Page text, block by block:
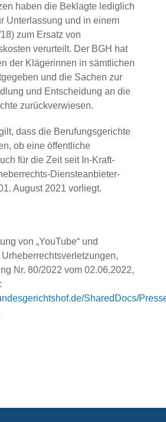
haben die Beklagte lediglich
Unterlassung und in einem
zum Ersatz von
verurteilt. Der BGH hat
der Klägerinnen in sämtlichen
und die Sachen zur
und Entscheidung an die
zurückverwiesen.
dass die Berufungsgerichte
ob eine öffentliche
für die Zeit seit In-Kraft-
Diensteanbieter-
August 2021 vorliegt.
von „YouTube“ und
Urheberrechtsverletzungen,
Nr. 80/2022 vom 02.06.2022,
SharedDocs/